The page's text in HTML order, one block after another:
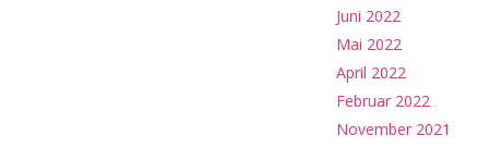
Juni 2022
Mai 2022
April 2022
Februar 2022
November 2021